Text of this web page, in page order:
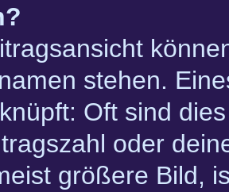
stehen.
Oft sind
oder
größere Bild,